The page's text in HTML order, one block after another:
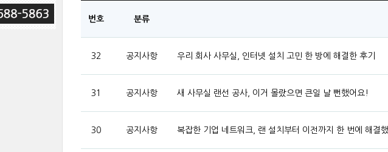
번호 분류
32 공지사항 우리 회사 사무실, 인터넷 설치 고민 한 방에 해결한 후기
31 공지사항 새 사무실 랜선 공사, 이거 몰랐으면 큰일 날 뻔했어요!
30 공지사항 복잡한 기업 네트워크, 랜 설치부터 이전까지 한 번에 해결